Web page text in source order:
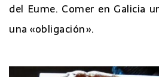
del Eume. Comer en Galicia
una «obligación».